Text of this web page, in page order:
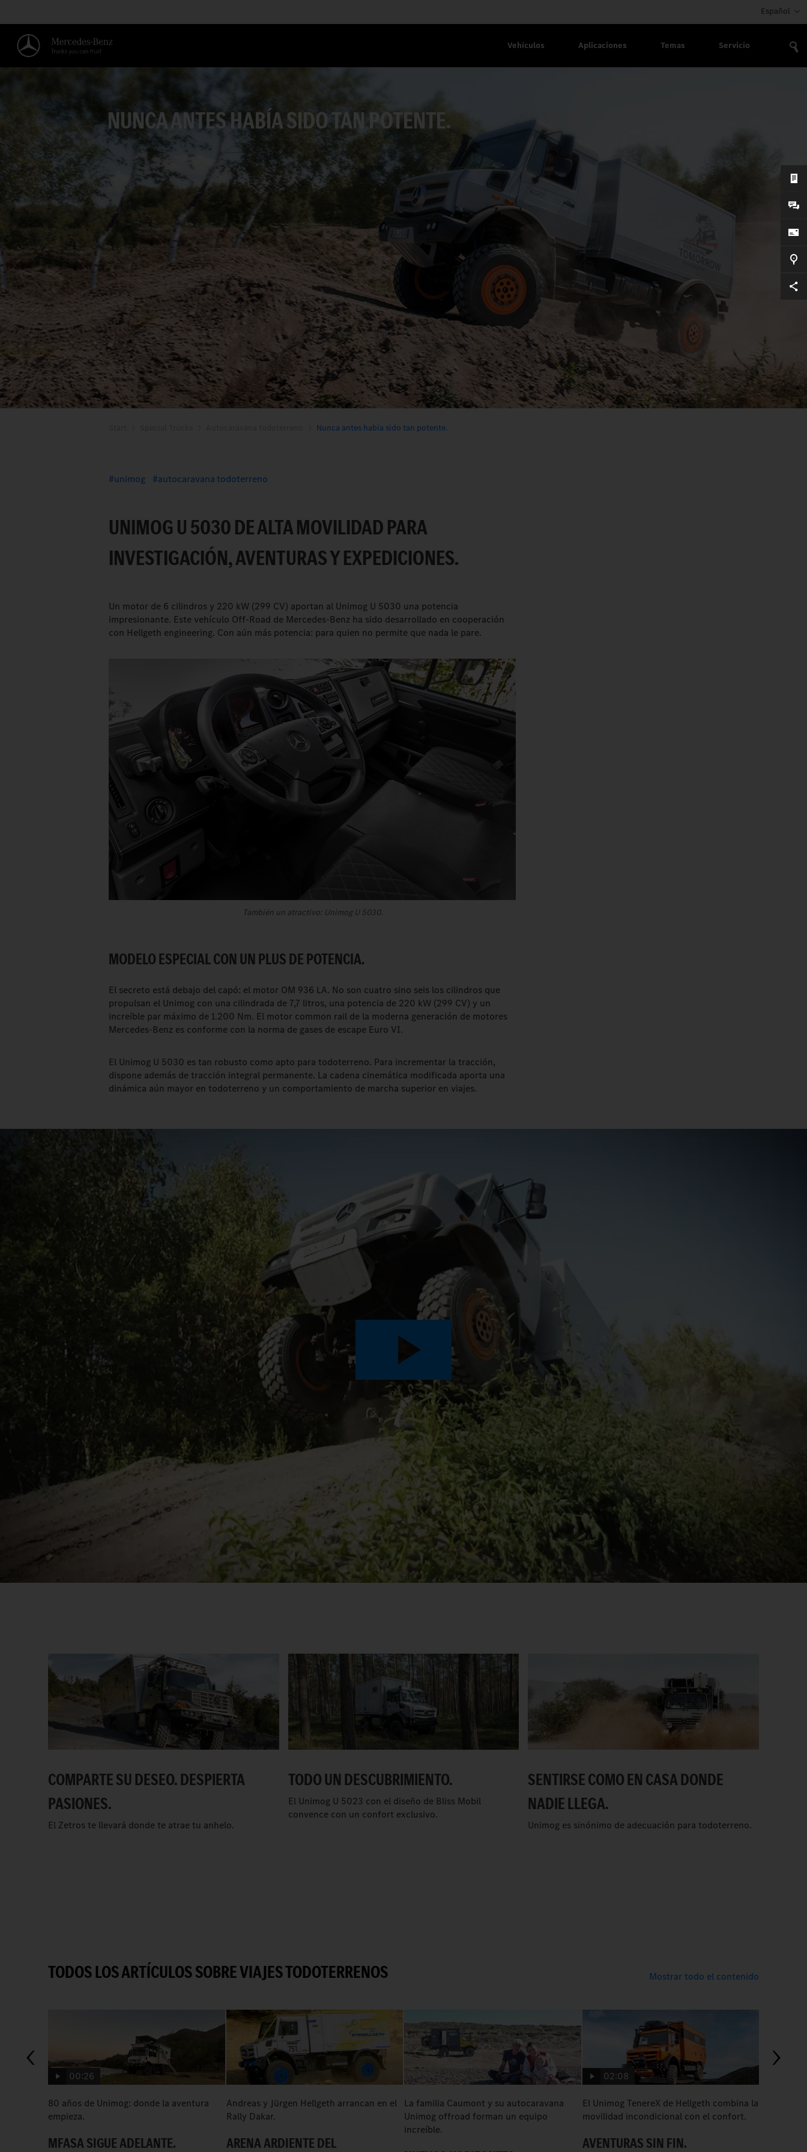
Español
Vehículos Aplicaciones Temas Servicio
NUNCA ANTES HABÍA SIDO TAN POTENTE.
Nunca antes había sido tan potente.
unimog autocaravana todoterreno
UNIMOG U 5030 DE ALTA MOVILIDAD PARA
INVESTIGACIÓN, AVENTURAS Y EXPEDICIONES.
Un motor de 6 cilindros y 220 kW (299 CV) aportan al Unimog U 5030 una potencia
impresionante. Este vehículo Off-Road de Mercedes-Benz ha sido desarrollado en cooperación
con Hellgeth engineering. Con aún más potencia: para quien no permite que nada le pare.
También un atractivo: Unimog U 5030.
MODELO ESPECIAL CON UN PLUS DE POTENCIA.
El secreto está debajo del capó: el motor OM 936 LA. No son cuatro sino seis los cilindros que
propulsan el Unimog con una cilindrada de 7,7 litros, una potencia de 220 kW (299 CV) y un
increíble par máximo de 1.200 Nm. El motor common rail de la moderna generación de motores
Mercedes-Benz es conforme con la norma de gases de escape Euro VI.
El Unimog U 5030 es tan robusto como apto para todoterreno. Para incrementar la tracción,
dispone además de tracción integral permanente. La cadena cinemática modificada aporta una
dinámica aún mayor en todoterreno y un comportamiento de marcha superior en viajes.
Play
Video
COMPARTE SU DESEO. DESPIERTA
PASIONES.
El Zetros te llevará donde te atrae tu anhelo.
TODO UN DESCUBRIMIENTO.
El Unimog U 5023 con el diseño de Bliss Mobil
convence con un confort exclusivo.
SENTIRSE COMO EN CASA DONDE
NADIE LLEGA.
Unimog es sinónimo de adecuación para todoterreno.
TODOS LOS ARTÍCULOS SOBRE VIAJES TODOTERRENOS Mostrar todo el contenido
00:26
80 años de Unimog: donde la aventura
empieza.
MFASA SIGUE ADELANTE.
Andreas y Jürgen Hellgeth arrancan en el
Rally Dakar.
ARENA ARDIENTE DEL
La familia Caumont y su autocaravana
Unimog offroad forman un equipo
increíble.
02:08
El Unimog TenereX de Hellgeth combina la
movilidad incondicional con el confort.
AVENTURAS SIN FIN.